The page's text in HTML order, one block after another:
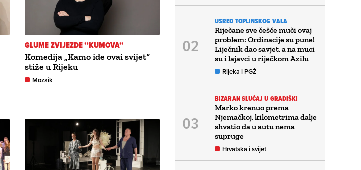
GLUME ZVIJEZDE ''KUMOVA''
Komedija „Kamo ide ovai svijet“
stiže u Rijeku
Mozaik
USRED TOPLINSKOG VALA
Riječane sve češće muči ovaj
problem: Ordinacije su pune!
Liječnik dao savjet, a na muci
su i lajavci u riječkom Azilu
Rijeka i PGŽ
BIZARAN SLUČAJ U GRADIŠKI
Marko krenuo prema
Njemačkoj, kilometrima dalje
shvatio da u autu nema
supruge
Hrvatska i svijet